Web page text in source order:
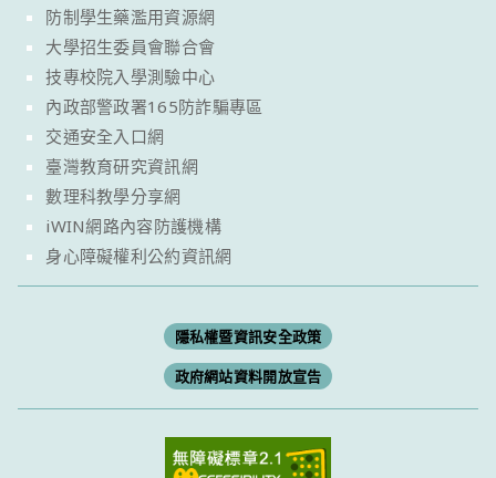
防制學生藥濫用資源網
大學招生委員會聯合會
技專校院入學測驗中心
內政部警政署165防詐騙專區
交通安全入口網
臺灣教育研究資訊網
數理科教學分享網
iWIN網路內容防護機構
身心障礙權利公約資訊網
隱私權暨資訊安全政策
政府網站資料開放宣告